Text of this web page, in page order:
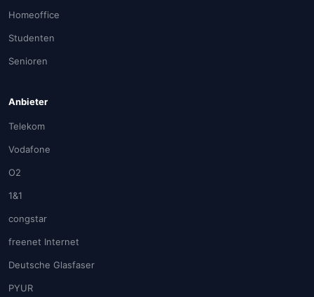
Homeoffice
Studenten
Senioren
Anbieter
Telekom
Vodafone
O2
1&1
congstar
freenet Internet
Deutsche Glasfaser
PYUR